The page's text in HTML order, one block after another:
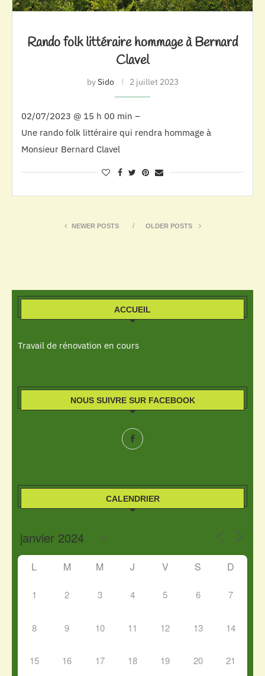
Rando folk littéraire hommage à Bernard
Clavel
bySido 2 juillet 2023
02/07/2023 @ 15 h 00 min –
Une rando folk littéraire qui rendra hommage à
Monsieur Bernard Clavel
NEWER POSTS OLDER POSTS
ACCUEIL
Travail de rénovation en cours
NOUS SUIVRE SUR FACEBOOK
CALENDRIER
L M M J V S D
1 2 3 4 5 6 7
8 9 10 11 12 13 14
15 16 17 18 19 20 21